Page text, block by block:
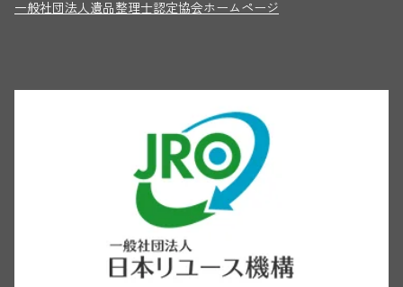
一般社団法人遺品整理士認定協会ホームページ